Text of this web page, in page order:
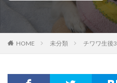
HOME 未分類 チワワ生後